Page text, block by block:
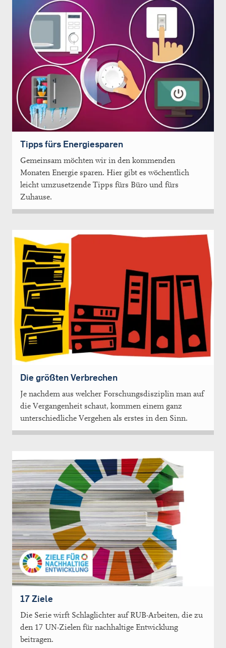
Tipps fürs Energiesparen
Gemeinsam möchten wir in den kommenden
Monaten Energie sparen. Hier gibt es wöchentlich
leicht umzusetzende Tipps fürs Büro und fürs
Zuhause.
Die größten Verbrechen
Je nachdem aus welcher Forschungsdisziplin man auf
die Vergangenheit schaut, kommen einem ganz
unterschiedliche Vergehen als erstes in den Sinn.
17 Ziele
Die Serie wirft Schlaglichter auf RUB-Arbeiten, die zu
den 17 UN-Zielen für nachhaltige Entwicklung
beitragen.